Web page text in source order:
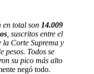
en total son 14.009
, suscritos entre el
la Corte Suprema y
pesos. Todos se
su pico más alto
negó todo.